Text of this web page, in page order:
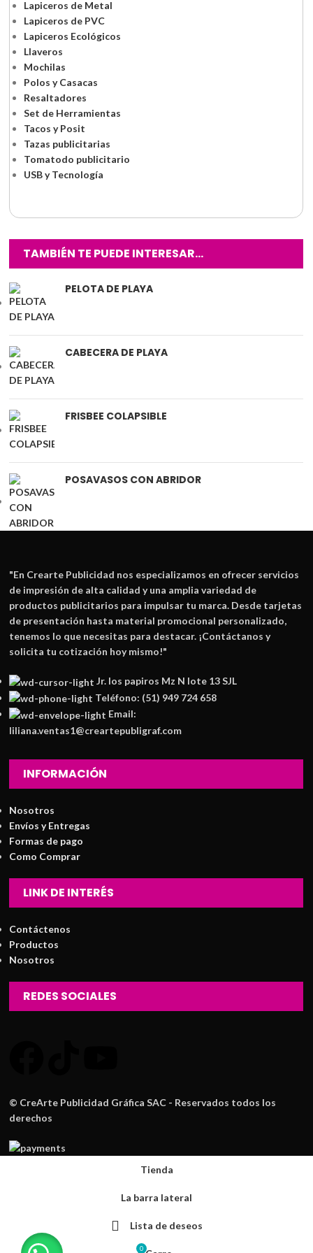
Lapiceros de Metal
Lapiceros de PVC
Lapiceros Ecológicos
Llaveros
Mochilas
Polos y Casacas
Resaltadores
Set de Herramientas
Tacos y Posit
Tazas publicitarias
Tomatodo publicitario
USB y Tecnología
TAMBIÉN TE PUEDE INTERESAR…
PELOTA DE PLAYA
CABECERA DE PLAYA
FRISBEE COLAPSIBLE
POSAVASOS CON ABRIDOR
"En Crearte Publicidad nos especializamos en ofrecer servicios
de impresión de alta calidad y una amplia variedad de
productos publicitarios para impulsar tu marca. Desde tarjetas
de presentación hasta material promocional personalizado,
tenemos lo que necesitas para destacar. ¡Contáctanos y
solicita tu cotización hoy mismo!"
Jr. los papiros Mz N lote 13 SJL
Teléfono: (51) 949 724 658
Email:
liliana.ventas1@creartepubligraf.com
INFORMACIÓN
Nosotros
Envíos y Entregas
Formas de pago
Como Comprar
LINK DE INTERÉS
Contáctenos
Productos
Nosotros
REDES SOCIALES
© CreArte Publicidad Gráfica SAC - Reservados todos los
derechos
Tienda
La barra lateral
Lista de deseos
0